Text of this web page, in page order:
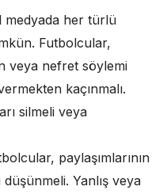
medyada her türlü
Futbolcular,
veya nefret söylemi
kaçınmalı.
silmeli veya
paylaşımlarının
Yanlış veya